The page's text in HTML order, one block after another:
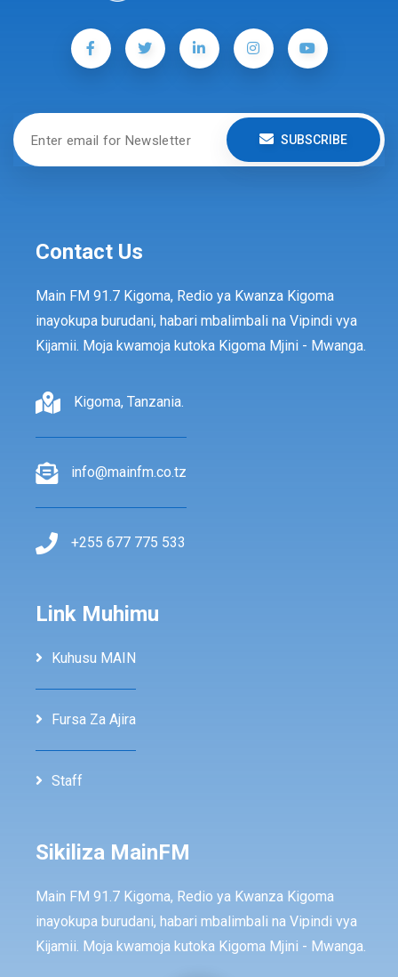
SUBSCRIBE
Contact Us
Main FM 91.7 Kigoma, Redio ya Kwanza Kigoma
inayokupa burudani, habari mbalimbali na Vipindi vya
Kijamii. Moja kwamoja kutoka Kigoma Mjini - Mwanga.
Kigoma, Tanzania.
info@mainfm.co.tz
+255 677 775 533
Link Muhimu
Kuhusu MAIN
Fursa Za Ajira
Staff
Sikiliza MainFM
Main FM 91.7 Kigoma, Redio ya Kwanza Kigoma
inayokupa burudani, habari mbalimbali na Vipindi vya
Kijamii. Moja kwamoja kutoka Kigoma Mjini - Mwanga.